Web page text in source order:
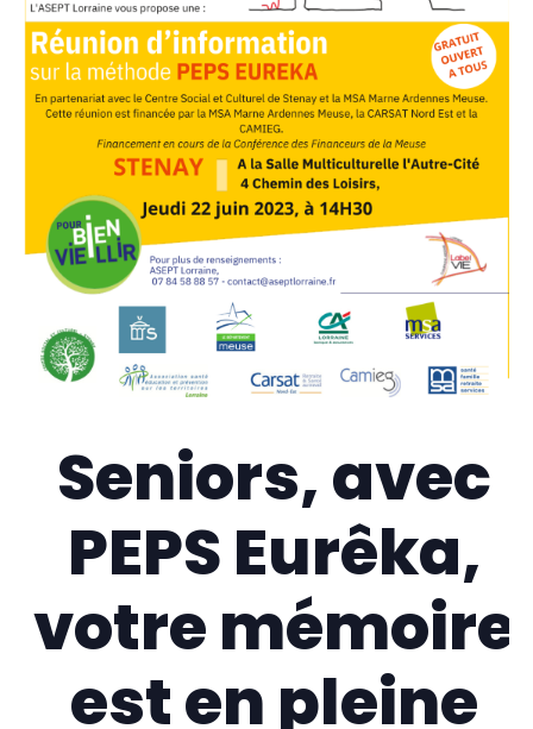
Seniors, avec
PEPS Eurêka,
votre mémoire
est en pleine